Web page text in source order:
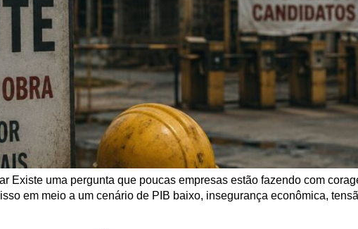
Existe uma pergunta que poucas empresas estão fazendo com
em meio a um cenário de PIB baixo, insegurança econômica,